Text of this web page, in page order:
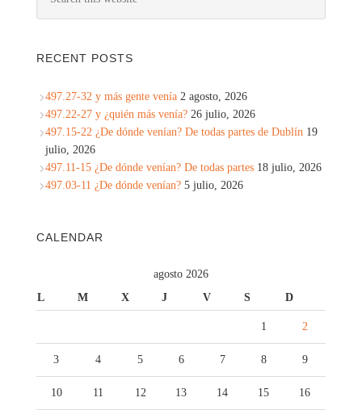
RECENT POSTS
497.27-32 y más gente venía 2 agosto, 2026
497.22-27 y ¿quién más venía? 26 julio, 2026
497.15-22 ¿De dónde venían? De todas partes de Dublín 19
julio, 2026
497.11-15 ¿De dónde venían? De todas partes 18 julio, 2026
497.03-11 ¿De dónde venían? 5 julio, 2026
CALENDAR
agosto 2026
L
M X J V S D
1 2
3 4 5 6 7 8 9
10 11 12 13 14 15 16